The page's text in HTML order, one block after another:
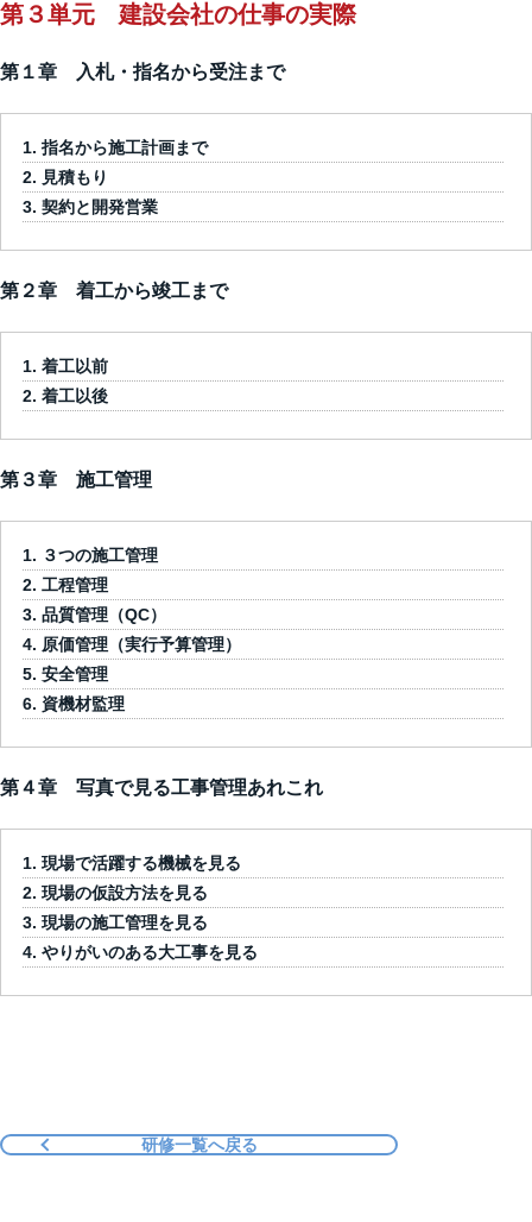
第３単元 建設会社の仕事の実際
第１章 入札・指名から受注まで
指名から施工計画まで
見積もり
契約と開発営業
第２章 着工から竣工まで
着工以前
着工以後
第３章 施工管理
３つの施工管理
工程管理
品質管理（QC）
原価管理（実行予算管理）
安全管理
資機材監理
第４章 写真で見る工事管理あれこれ
現場で活躍する機械を見る
現場の仮設方法を見る
現場の施工管理を見る
やりがいのある大工事を見る
研修一覧へ戻る